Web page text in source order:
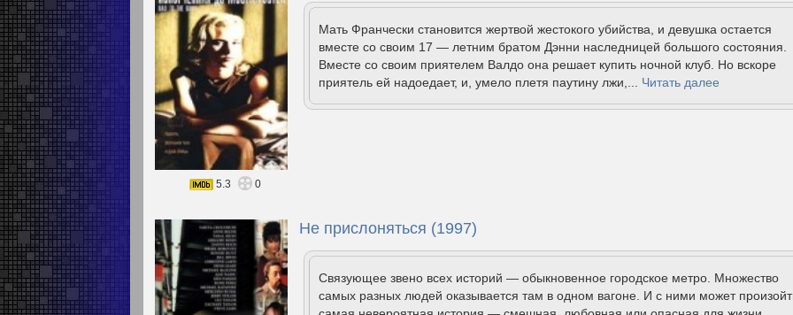
Мать Франчески становится жертвой жестокого убийства, и девушка остается
вместе со своим 17 — летним братом Дэнни наследницей большого состояния.
Вместе со своим приятелем Валдо она решает купить ночной клуб. Но вскоре
приятель ей надоедает, и, умело плетя паутину лжи,... Читать далее
5.3 0
Не прислоняться (1997)
Связующее звено всех историй — обыкновенное городское метро. Множество
самых разных людей оказывается там в одном вагоне. И с ними может